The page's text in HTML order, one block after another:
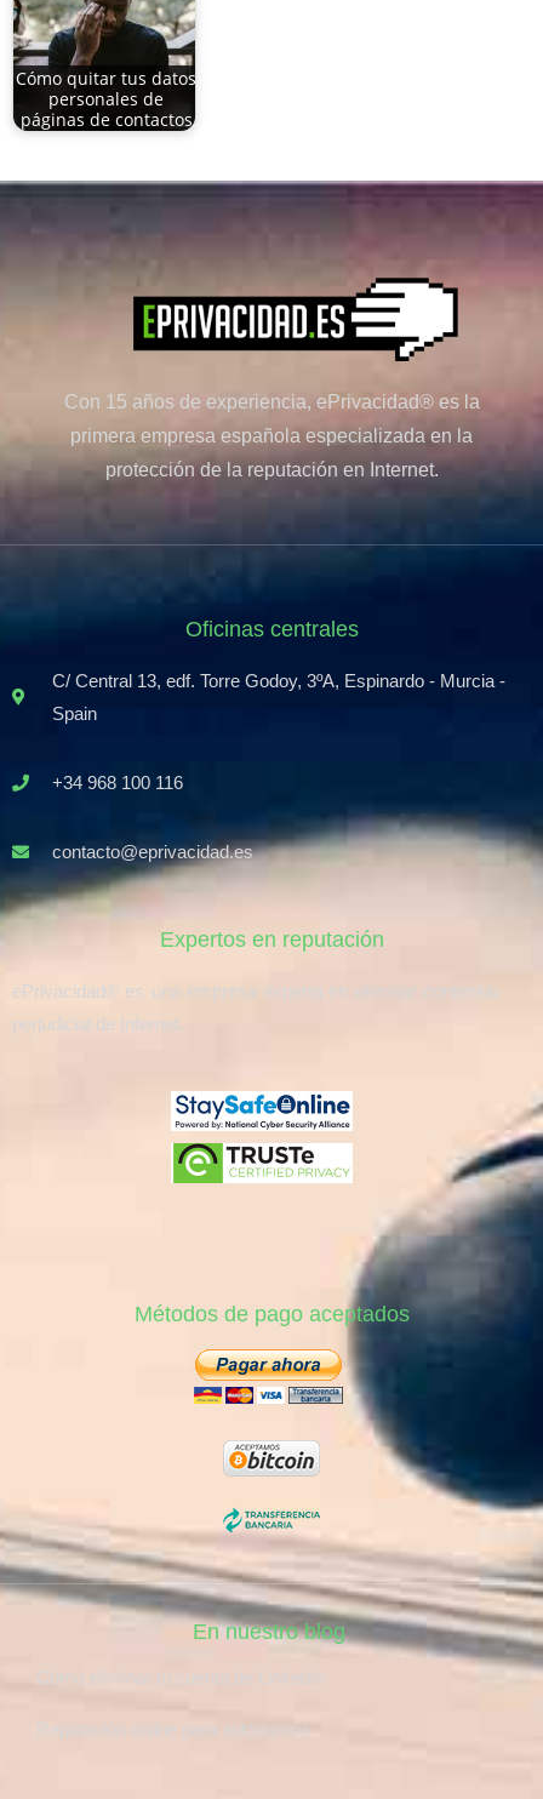
Cómo quitar tus datos
personales de
páginas de contactos
Con 15 años de experiencia, ePrivacidad® es la
primera empresa española especializada en la
protección de la reputación en Internet.
Oficinas centrales
C/ Central 13, edf. Torre Godoy, 3ºA, Espinardo - Murcia -
Spain
+34 968 100 116
contacto@eprivacidad.es
Expertos en reputación
ePrivacidad® es una empresa experta en eliminar contenido
perjudicial de Internet.
Métodos de pago aceptados
En nuestro blog
Reputación online para autónomos